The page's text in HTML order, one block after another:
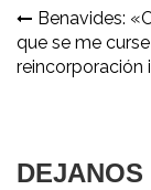
de
Benavides:
que se me curse
reincorporación
DEJANOS